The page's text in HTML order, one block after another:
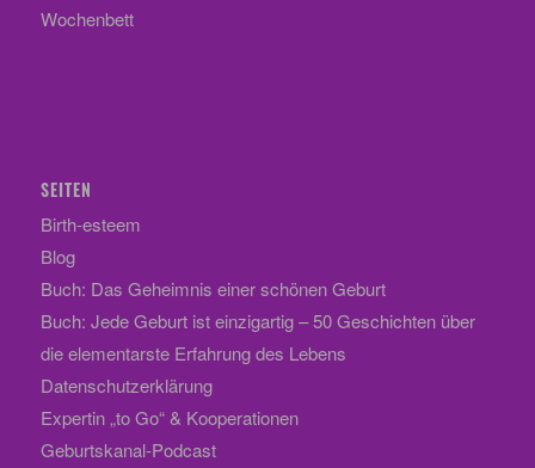
Wochenbett
SEITEN
Birth-esteem
Blog
Buch: Das Geheimnis einer schönen Geburt
Buch: Jede Geburt ist einzigartig – 50 Geschichten über
die elementarste Erfahrung des Lebens
Datenschutzerklärung
Expertin „to Go“ & Kooperationen
Geburtskanal-Podcast